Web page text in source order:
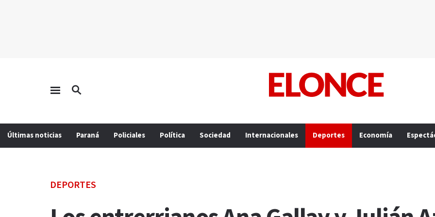
Últimas noticias Paraná Policiales Política Sociedad Internacionales Deportes Economía
DEPORTES